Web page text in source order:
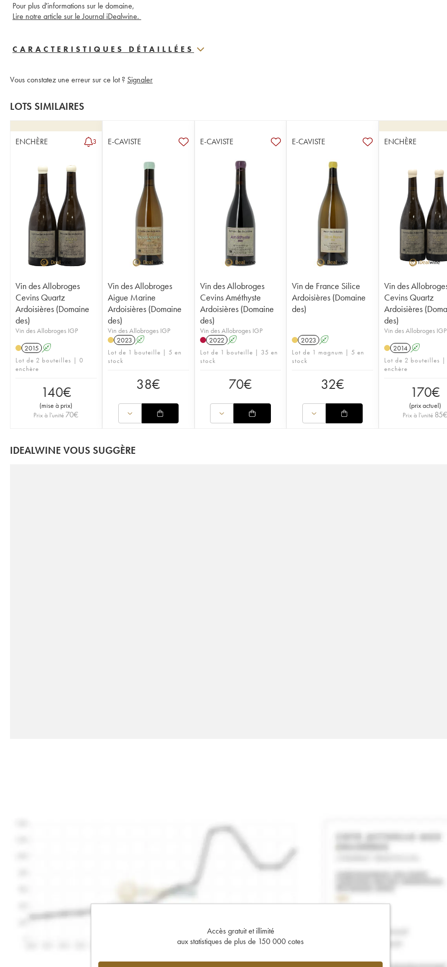
Pour plus d'informations sur le domaine,
CARACTERISTIQUES DÉTAILLÉES
Vous constatez une erreur sur ce lot ? Signaler
LOTS SIMILAIRES
ENCHÈRE 3
Vin des Allobroges
Cevins Quartz
Ardoisières (Domaine
des)
Vin des Allobroges IGP
2015 A
Lot de 2 bouteilles | 0
enchère
140€
(mise à prix)
Prix à l'unité 70€
E-CAVISTE
Vin des Allobroges
Aigue Marine
Ardoisières (Domaine
des)
Vin des Allobroges IGP
2023 A
Lot de 1 bouteille | 5 en
stock
38€
E-CAVISTE
Vin des Allobroges
Cevins Améthyste
Ardoisières (Domaine
des)
Vin des Allobroges IGP
2022 A
Lot de 1 bouteille | 35 en
stock
70€
E-CAVISTE
Vin de France Silice
Ardoisières (Domaine
des)
2023 A
Lot de 1 magnum | 5 en
stock
32€
ENCHÈRE
Vin des
Cevins Quartz
Ardoisières
des)
Vin des Allobroges IGP
2014 A
Lot de 2 bouteilles |
enchère
170€
(prix actuel)
Prix à l'unité 85€
IDEALWINE VOUS SUGGÈRE
Accès gratuit et illimité
aux statistiques de plus de 150 000 cotes